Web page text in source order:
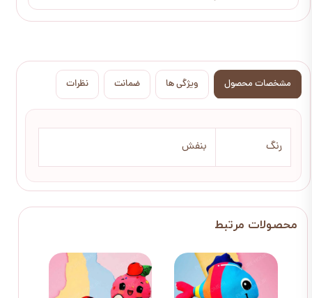
مشخصات محصول ویژگی ها ضمانت نظرات
رنگ بنفش